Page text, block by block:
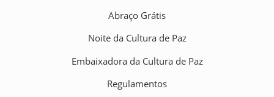
Abraço Grátis
Noite da Cultura de Paz
Embaixadora da Cultura de Paz
Regulamentos